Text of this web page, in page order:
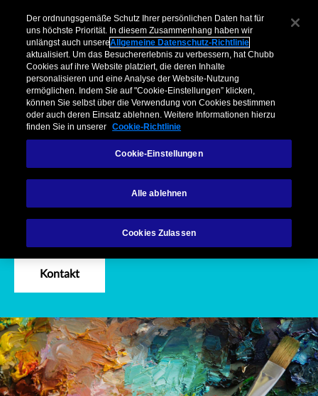
Kunst- und
Unternehmen​
Menu
Makler Privatkunden & Partner​ Kooperationen
Lösungen Kunst- und Wertsachenversicherung
Wertsachenversicherungen
Kontakt
Der ordnungsgemäße Schutz Ihrer persönlichen Daten hat für
uns höchste Priorität. In diesem Zusammenhang haben wir
unlängst auch unsereAllgemeine Datenschutz-Richtlinie
aktualisiert. Um das Besuchererlebnis zu verbessern, hat Chubb
Cookies auf ihre Website platziert, die deren Inhalte
personalisieren und eine Analyse der Website-Nutzung
ermöglichen. Indem Sie auf "Cookie-Einstellungen” klicken,
können Sie selbst über die Verwendung von Cookies bestimmen
oder auch deren Einsatz ablehnen. Weitere Informationen hierzu
finden Sie in unserer Cookie-Richtlinie
Cookie-Einstellungen
Alle ablehnen
Cookies Zulassen